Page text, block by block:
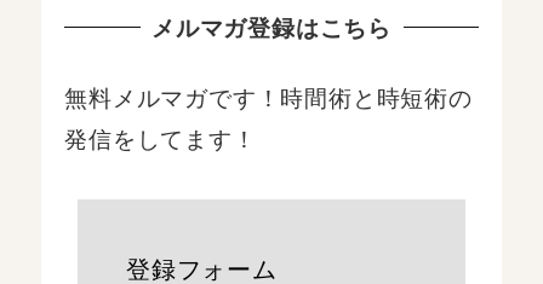
メルマガ登録はこちら
無料メルマガです！時間術と時短術の
発信をしてます！
登録フォーム